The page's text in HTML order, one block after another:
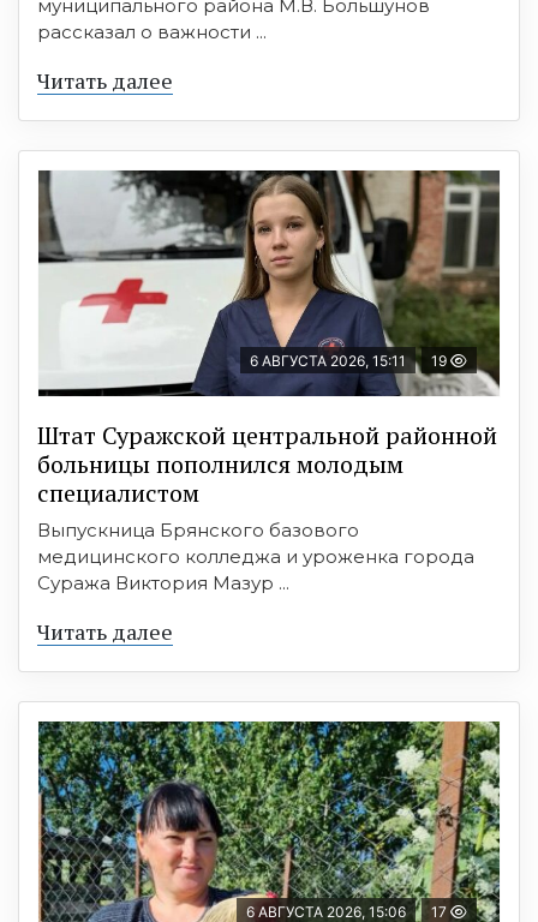
муниципального района М.В. Большунов
рассказал о важности ...
Читать далее
6 АВГУСТА 2026, 15:11 19
Штат Суражской центральной районной
больницы пополнился молодым
специалистом
Выпускница Брянского базового
медицинского колледжа и уроженка города
Суража Виктория Мазур ...
Читать далее
6 АВГУСТА 2026, 15:06 17